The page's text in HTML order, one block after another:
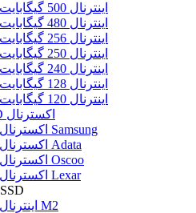
SSD اینترنال 500 گیگابایت
SSD اینترنال 480 گیگابایت
SSD اینترنال 256 گیگابایت
SSD اینترنال 250 گیگابایت
SSD اینترنال 240 گیگابایت
SSD اینترنال 128 گیگابایت
SSD اینترنال 120 گیگابایت
حافظه SSD اکسترنال
SSD اکسترنال Samsung
SSD اکسترنال Adata
SSD اکسترنال Oscoo
SSD اکسترنال Lexar
نوع حافظه SSD
SSD اینترنال M2